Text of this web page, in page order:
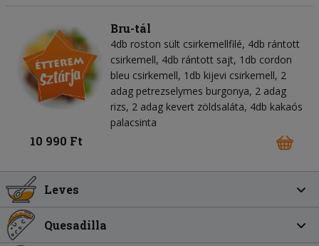
Bru-tál
4db roston sült csirkemellfilé, 4db rántott
csirkemell, 4db rántott sajt, 1db cordon
bleu csirkemell, 1db kijevi csirkemell, 2
adag petrezselymes burgonya, 2 adag
rizs, 2 adag kevert zöldsaláta, 4db kakaós
palacsinta
10 990 Ft
Leves
Quesadilla